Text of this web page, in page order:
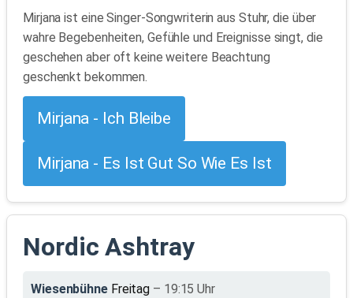
Mirjana ist eine Singer-Songwriterin aus Stuhr, die über
wahre Begebenheiten, Gefühle und Ereignisse singt, die
geschehen aber oft keine weitere Beachtung
geschenkt bekommen.
Mirjana - Ich Bleibe
Mirjana - Es Ist Gut So Wie Es Ist
Nordic Ashtray
Wiesenbühne Freitag – 19:15 Uhr